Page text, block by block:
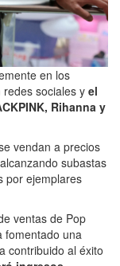
en los
sociales y el
Rihanna y
vendan a precios
subastas
por ejemplares
ventas de Pop
fomentado una
contribuido al éxito